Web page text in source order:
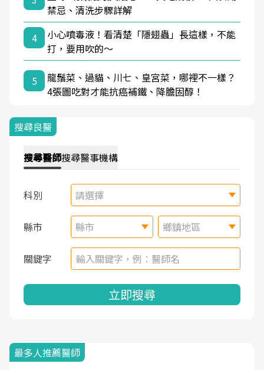
禁忌、清洗步驟詳解
4
小心噴毒液！看清楚「隱翅蟲」長這樣，不能
打，要用吹的～
5
龍鬚菜、過貓、川七、皇宮菜，哪裡不一樣？
4張圖吃對才能抗癌補鐵、降膽固醇！
搜尋良醫
搜尋醫師搜尋醫事機構
科別 請選擇
縣市 縣市 鄉鎮地區
關鍵字
立即搜尋
最多人推薦醫師